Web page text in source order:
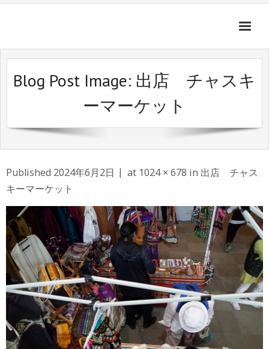
ご挨拶
開催記録
会場のご案内
お問合せ
グループ紹介
リンク
Blog Post Image: 出店 チャスキ
ーマーケット
Published 2024年6月2日 at 1024 × 678 in 出店 チャス
キーマーケット